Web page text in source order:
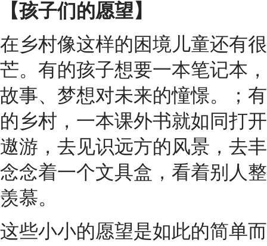
【孩子们的愿望】
在乡村像这样的困境儿童还有
芒。有的孩子想要一本笔记本
故事、梦想对未来的憧憬。；
的乡村，一本课外书就如同打
遨游，去见识远方的风景，去
念念着一个文具盒，看着别人
羡慕。
这些小小的愿望是如此的简单